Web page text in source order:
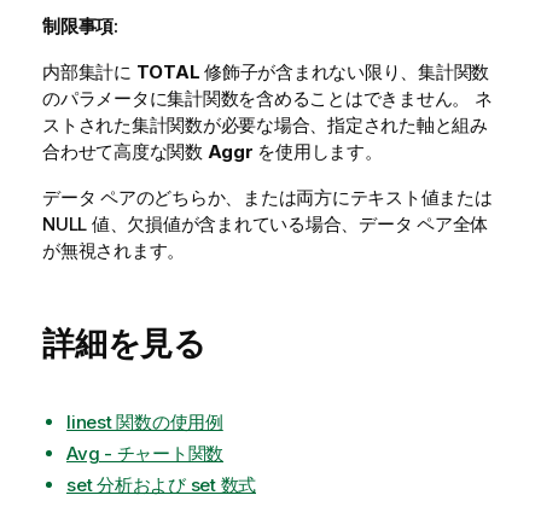
制限事項:
内部集計に TOTAL 修飾子が含まれない限り、集計関数
のパラメータに集計関数を含めることはできません。 ネ
ストされた集計関数が必要な場合、指定された軸と組み
合わせて高度な関数 Aggr を使用します。
データ ペアのどちらか、または両方にテキスト値または
NULL 値、欠損値が含まれている場合、データ ペア全体
が無視されます。
詳細を見る
linest 関数の使用例
Avg - チャート関数
set 分析および set 数式